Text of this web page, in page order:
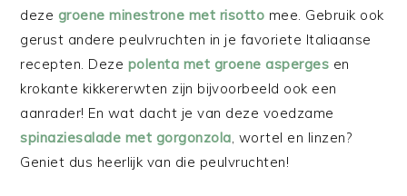
deze groene minestrone met risotto mee. Gebruik ook
gerust andere peulvruchten in je favoriete Italiaanse
recepten. Deze polenta met groene asperges en
krokante kikkererwten zijn bijvoorbeeld ook een
aanrader! En wat dacht je van deze voedzame
spinaziesalade met gorgonzola , wortel en linzen?
Geniet dus heerlijk van die peulvruchten!